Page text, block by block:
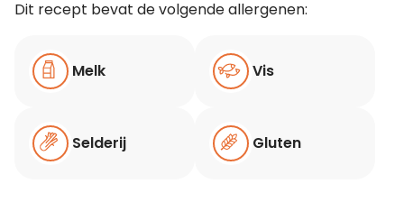
Dit recept bevat de volgende allergenen:
Melk Vis
Selderij Gluten